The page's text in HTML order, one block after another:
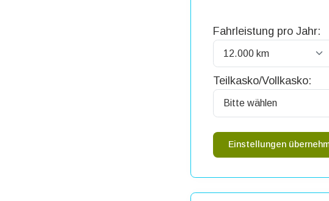
Fahrleistung pro Jahr:
Teilkasko/Vollkasko:
Einstellungen